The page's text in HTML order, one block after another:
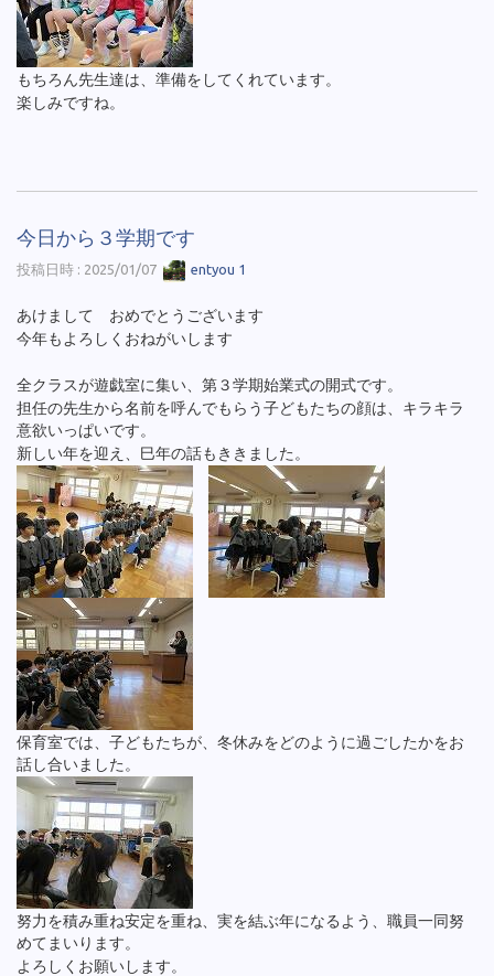
もちろん先生達は、準備をしてくれています。
楽しみですね。
今日から３学期です
投稿日時 : 2025/01/07 entyou 1
あけまして おめでとうございます
今年もよろしくおねがいします
全クラスが遊戯室に集い、第３学期始業式の開式です。
担任の先生から名前を呼んでもらう子どもたちの顔は、キラキラ
意欲いっぱいです。
新しい年を迎え、巳年の話もききました。
保育室では、子どもたちが、冬休みをどのように過ごしたかをお
話し合いました。
努力を積み重ね安定を重ね、実を結ぶ年になるよう、職員一同努
めてまいります。
よろしくお願いします。